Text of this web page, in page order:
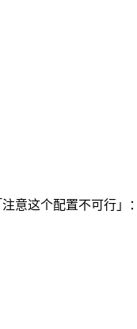
意这个配置不可行